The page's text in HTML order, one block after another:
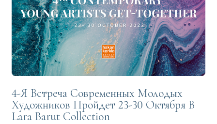
4-Я Встреча Современных Молодых
Художников Пройдет 23-30 Октября В
Lara Barut Collection